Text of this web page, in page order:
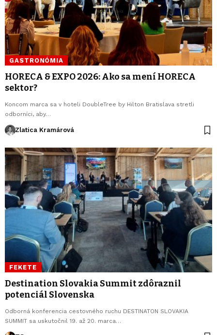
GASTRONÓMIA
HORECA & EXPO 2026: Ako sa mení HORECA
sektor?
Koncom marca sa v hoteli DoubleTree by Hilton Bratislava stretli
odborníci, aby…
Zlatica Kramárová
FEKETE
Destination Slovakia Summit zdôraznil
potenciál Slovenska
Odborná konferencia cestovného ruchu DESTINATON SLOVAKIA
SUMMIT sa uskutočnil 19. až 20. marca…